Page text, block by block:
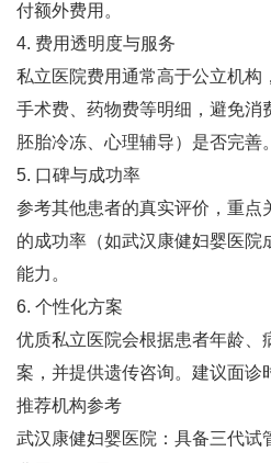
付额外费用‌。
4. ‌费用透明度与服务‌
私立医院费用通常高于公立机构
手术费、药物费等明细，避免消
胚胎冷冻、心理辅导）是否完善‌。
5. ‌口碑与成功率‌
参考其他患者的真实评价，重点
的成功率（如武汉康健妇婴医院
能力‌。
6. ‌个性化方案‌
优质私立医院会根据患者年龄、
案，并提供遗传咨询‌。建议面诊
推荐机构参考
武汉康健妇婴医院‌：具备三代试